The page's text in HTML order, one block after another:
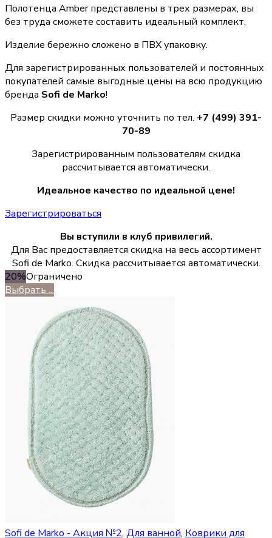
Полотенца Amber представлены в трех размерах, вы
без труда сможете составить идеальный комплект.
Изделие бережно сложено в ПВХ упаковку.
Для зарегистрированных пользователей и постоянных
покупателей самые выгодные цены на всю продукцию
бренда Sofi de Marko!
Размер скидки можно уточнить по тел. +7 (499) 391-
70-89
Зарегистрированным пользователям скидка
рассчитывается автоматически.
Идеальное качество по идеальной цене!
Зарегистрироваться
Вы вступили в клуб привилегий.
Для Вас предоставляется скидка на весь ассортимент
Sofi de Marko. Скидка рассчитывается автоматически.
20%Ограничено
Выбрать ...
Sofi de Marko - Акция №2, Для ванной, Коврики для